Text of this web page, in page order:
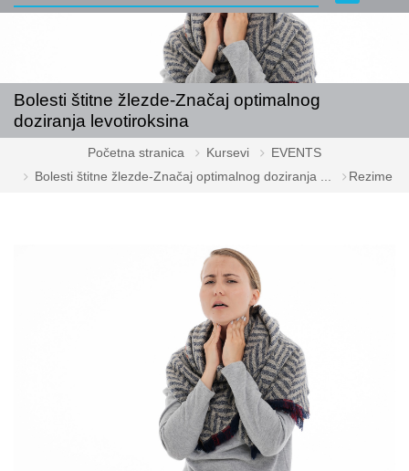
Bolesti štitne žlezde-Značaj optimalnog
doziranja levotiroksina
Početna stranica Kursevi
EVENTS
Bolesti štitne žlezde-Značaj optimalnog doziranja ...
Rezime